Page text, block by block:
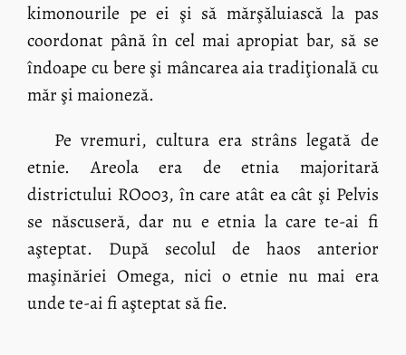
kimonourile pe ei şi să mărşăluiască la pas
coordonat până în cel mai apropiat bar, să se
îndoape cu bere şi mâncarea aia tradiţională cu
măr şi maioneză.
Pe vremuri, cultura era strâns legată de
etnie. Areola era de etnia majoritară
districtului RO003, în care atât ea cât şi Pelvis
se născuseră, dar nu e etnia la care te-ai fi
aşteptat. După secolul de haos anterior
maşinăriei Omega, nici o etnie nu mai era
unde te-ai fi aşteptat să fie.